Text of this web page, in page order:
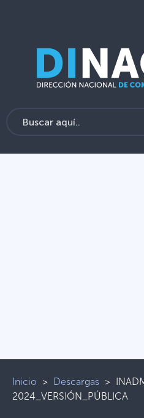
Inicio > Descargas >
2024_VERSIÓN_PÚBLICA